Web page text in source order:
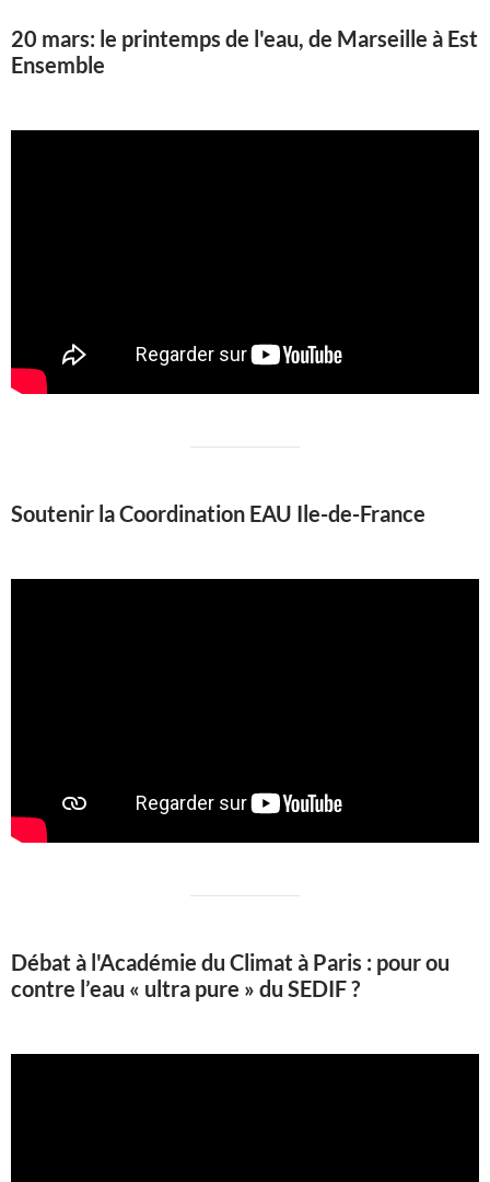
20 mars: le printemps de l'eau, de Marseille à Est
Ensemble
Soutenir la Coordination EAU Ile-de-France
Débat à l'Académie du Climat à Paris : pour ou
contre l’eau « ultra pure » du SEDIF ?